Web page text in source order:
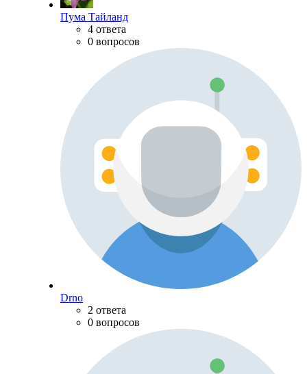
Пума Тайланд
4 ответа
0 вопросов
Drno
2 ответа
0 вопросов